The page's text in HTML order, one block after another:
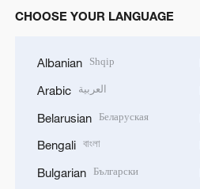
CHOOSE YOUR LANGUAGE
Albanian Shqip
Arabic العربية
Belarusian Беларуская
Bengali বাংলা
Bulgarian Български